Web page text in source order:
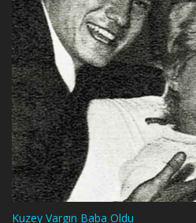
Kuzey Vargın Baba Oldu